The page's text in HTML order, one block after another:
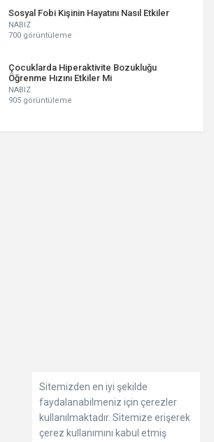
Sosyal Fobi Kişinin Hayatını Nasıl Etkiler
NABIZ
700 görüntüleme
Çocuklarda Hiperaktivite Bozukluğu
Öğrenme Hızını Etkiler Mi
NABIZ
905 görüntüleme
Sitemizden en iyi şekilde
faydalanabilmeniz için çerezler
kullanılmaktadır. Sitemize erişerek
çerez kullanımını kabul etmiş